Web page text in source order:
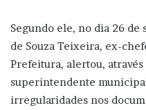
Segundo ele, no dia 26 de
de Souza Teixeira, ex-
Prefeitura, alertou,
superintendente
irregularidades nos